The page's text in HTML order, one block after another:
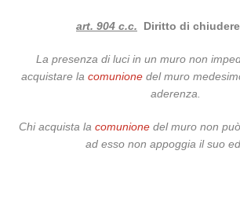
art. 904 c.c. Diritto di
La presenza di luci in un muro non
acquistare la comunione del muro
aderenza.
Chi acquista la comunionedel muro non
ad esso non appoggia il suo